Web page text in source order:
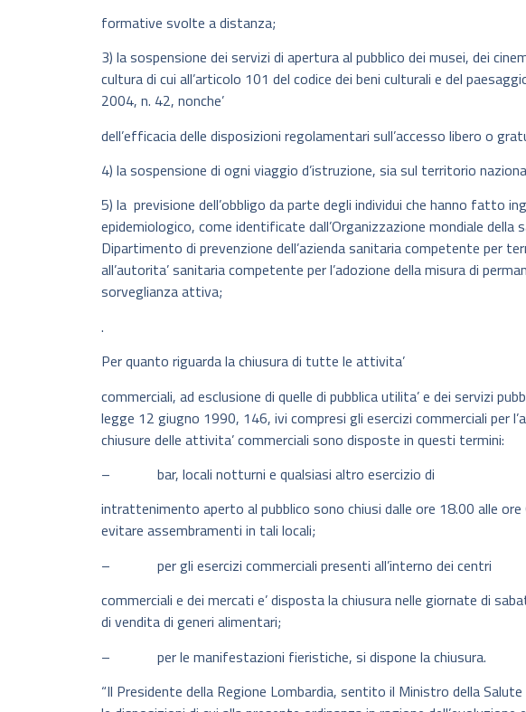
formative svolte a distanza;
3) la sospensione dei servizi di apertura al pubblico dei musei, dei
cultura di cui all’articolo 101 del codice dei beni culturali e del
2004, n. 42, nonche’
dell’efficacia delle disposizioni regolamentari sull’accesso libero o
4) la sospensione di ogni viaggio d’istruzione, sia sul territorio
5) la previsione dell’obbligo da parte degli individui che hanno fatto
epidemiologico, come identificate dall’Organizzazione mondiale della
Dipartimento di prevenzione dell’azienda sanitaria competente per
all’autorita’ sanitaria competente per l’adozione della misura di
sorveglianza attiva;
.
Per quanto riguarda la chiusura di tutte le attivita’
commerciali, ad esclusione di quelle di pubblica utilita’ e dei servizi
legge 12 giugno 1990, 146, ivi compresi gli esercizi commerciali per
chiusure delle attivita’ commerciali sono disposte in questi termini:
– bar, locali notturni e qualsiasi altro esercizio di
intrattenimento aperto al pubblico sono chiusi dalle ore 18.00 alle
evitare assembramenti in tali locali;
– per gli esercizi commerciali presenti all’interno dei centri
commerciali e dei mercati e’ disposta la chiusura nelle giornate di
di vendita di generi alimentari;
– per le manifestazioni fieristiche, si dispone la chiusura.
“Il Presidente della Regione Lombardia, sentito il Ministro della